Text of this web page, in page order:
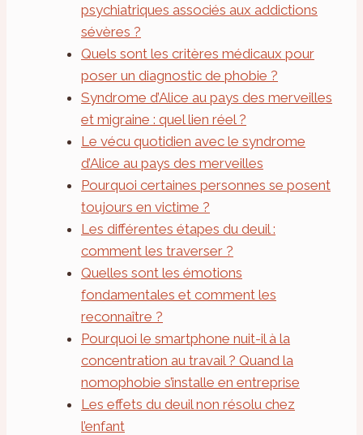
psychiatriques associés aux addictions
sévères ?
Quels sont les critères médicaux pour
poser un diagnostic de phobie ?
Syndrome d’Alice au pays des merveilles
et migraine : quel lien réel ?
Le vécu quotidien avec le syndrome
d’Alice au pays des merveilles
Pourquoi certaines personnes se posent
toujours en victime ?
Les différentes étapes du deuil :
comment les traverser ?
Quelles sont les émotions
fondamentales et comment les
reconnaître ?
Pourquoi le smartphone nuit-il à la
concentration au travail ? Quand la
nomophobie s’installe en entreprise
Les effets du deuil non résolu chez
l’enfant